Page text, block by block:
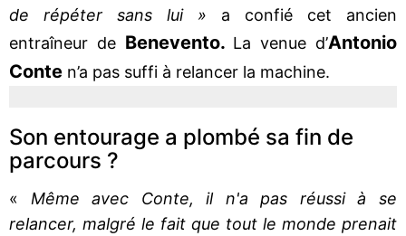
de répéter sans lui » a confié cet ancien
entraîneur de Benevento. La venue d’Antonio
Conte n’a pas suffi à relancer la machine.
Son entourage a plombé sa fin de
parcours ?
« Même avec Conte, il n'a pas réussi à se
relancer, malgré le fait que tout le monde prenait